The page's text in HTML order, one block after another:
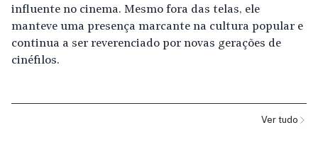
influente no cinema. Mesmo fora das telas, ele
manteve uma presença marcante na cultura popular e
continua a ser reverenciado por novas gerações de
cinéfilos.
Ver tudo